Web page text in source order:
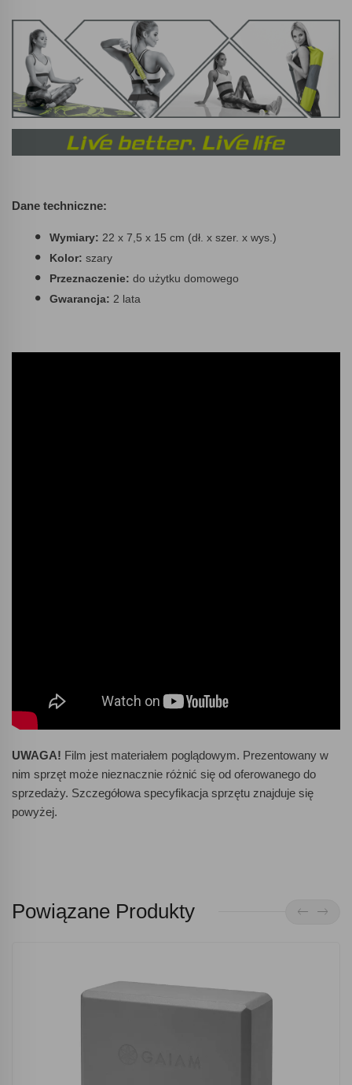
Dane techniczne:
Wymiary: 22 x 7,5 x 15 cm (dł. x szer. x wys.)
Kolor: szary
Przeznaczenie: do użytku domowego
Gwarancja: 2 lata
UWAGA! Film jest materiałem poglądowym. Prezentowany w
nim sprzęt może nieznacznie różnić się od oferowanego do
sprzedaży. Szczegółowa specyfikacja sprzętu znajduje się
powyżej.
Powiązane Produkty